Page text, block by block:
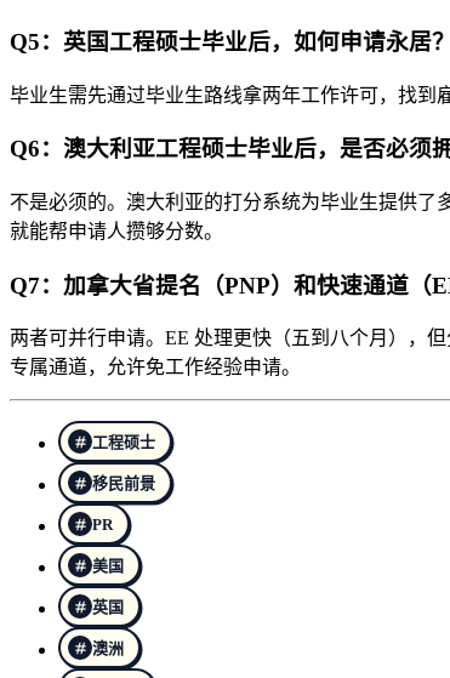
Q5：英国工程硕士毕业后，如何申请永居？
毕业生需先通过毕业生路线拿两年工作许可，找到
Q6：澳大利亚工程硕士毕业后，是否必须
不是必须的。澳大利亚的打分系统为毕业生提供了
就能帮申请人攒够分数。
Q7：加拿大省提名（PNP）和快速通道（
两者可并行申请。EE 处理更快（五到八个月），
专属通道，允许免工作经验申请。
工程硕士
移民前景
PR
美国
英国
澳洲